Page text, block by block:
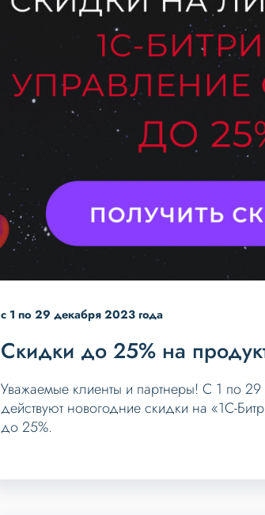
с 1 по 29 декабря 2023 года
Скидки до 25% на
Уважаемые клиенты и партнеры! С 1 по
действуют новогодние скидки на «1С-
до 25%.